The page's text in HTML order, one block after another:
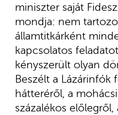
miniszter saját
mondja: nem
államtitkárként
kapcsolatos
kényszerült olyan
Beszélt a
hátteréről, a
százalékos